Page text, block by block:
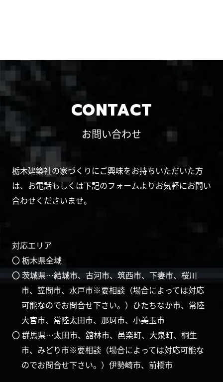
CONTACT
お問い合わせ
栃木建築社の家づくりにご興味をお持ちいただいた方
は、お電話もしくは下記のフォームよりお気軽にお問い
合わせくださいませ。
対応エリア
〇 栃木県全域
〇 茨城県…結城市、古河市、筑西市、下妻市、桜川
市、笠間市、水戸市※要相談（場合によっては対応
可能なのでお問合せ下さい。）ひたちなか市、常陸
大宮市、常陸太田市、那珂市、小美玉市
〇 群馬県…太田市、舘林市、邑楽町、大泉町、桐生
市、みどり市※要相談（場合によっては対応可能な
のでお問合せ下さい。）伊勢崎市、前橋市